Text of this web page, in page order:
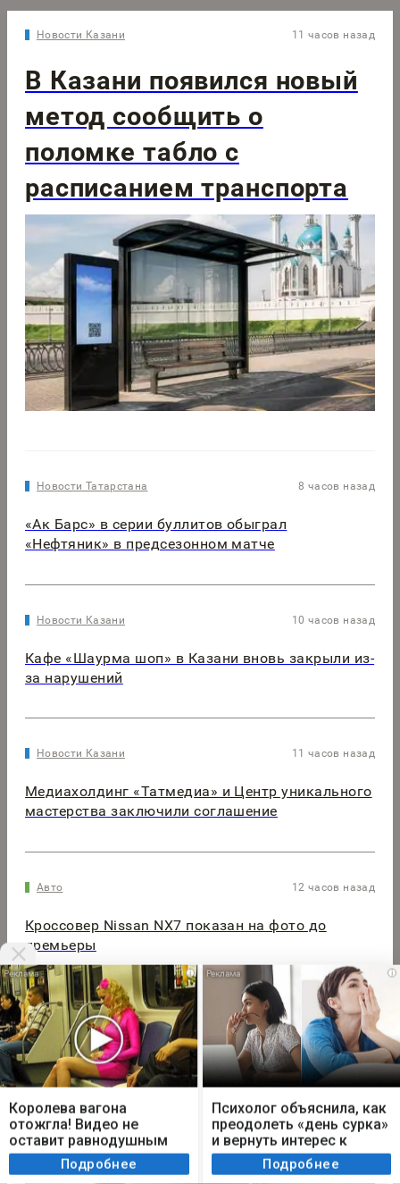
Новости Казани 11 часов назад
В Казани появился новый
метод сообщить о
поломке табло с
расписанием транспорта
Новости Татарстана 8 часов назад
«Ак Барс» в серии буллитов обыграл
«Нефтяник» в предсезонном матче
Новости Казани 10 часов назад
Кафе «Шаурма шоп» в Казани вновь закрыли из-
за нарушений
Новости Казани 11 часов назад
Медиахолдинг «Татмедиа» и Центр уникального
мастерства заключили соглашение
Авто 12 часов назад
Кроссовер Nissan NX7 показан на фото до
премьеры
Мы используем cookie. Во время посещения сайта
вы соглашаетесь с тем, что мы обрабатываем
ваши персональные данные с использованием
метрик Яндекс Метрика, top.mail.ru, LiveInternet.
Я согласен
i
Королева вагона
отожгла! Видео не
оставит равнодушным
Подробнее
i
Психолог объяснила, как
преодолеть «день сурка»
и вернуть интерес к
жизни Подробнее